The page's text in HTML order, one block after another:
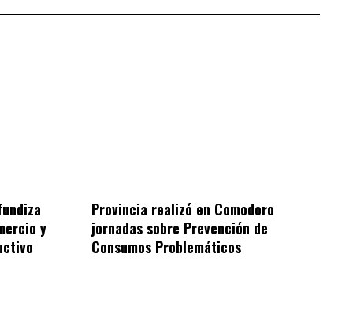
y
Provincia realizó en Comodoro
jornadas sobre Prevención de
Consumos Problemáticos